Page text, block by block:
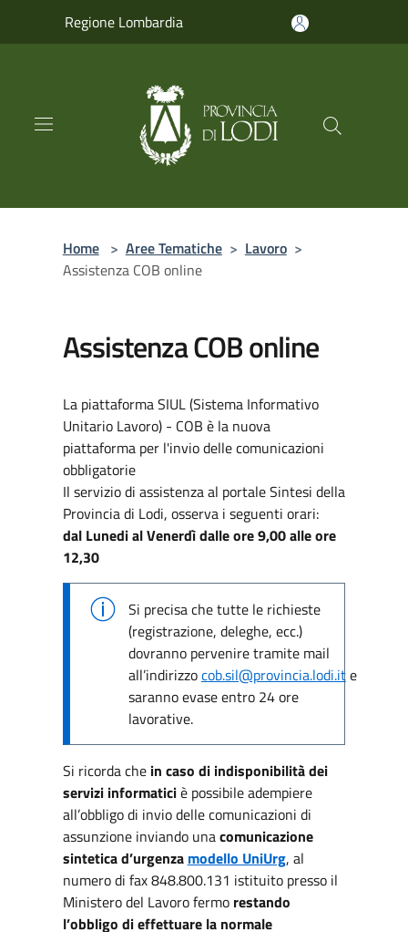
Regione Lombardia
Home > Aree Tematiche > Lavoro >
Assistenza COB online
Assistenza COB online
La piattaforma SIUL (Sistema Informativo
Unitario Lavoro) - COB è la nuova
piattaforma per l'invio delle comunicazioni
obbligatorie
Il servizio di assistenza al portale Sintesi della
Provincia di Lodi, osserva i seguenti orari:
dal Lunedi al Venerdì dalle ore 9,00 alle ore
12,30
Si precisa che tutte le richieste
(registrazione, deleghe, ecc.)
dovranno pervenire tramite mail
all’indirizzocob.sil@provincia.lodi.ite
saranno evase entro 24 ore
lavorative.
Si ricorda chein caso di indisponibilità dei
servizi informaticiè possibile adempiere
all’obbligo di invio delle comunicazioni di
assunzione inviando unacomunicazione
sintetica d’urgenza modello UniUrg, al
numero di fax 848.800.131 istituito presso il
Ministero del Lavoro fermo restando
l’obbligo di effettuare la normale